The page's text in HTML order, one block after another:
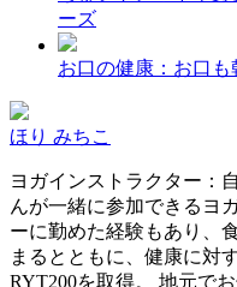
ーズ
お口の健康：お口も
ほり みちこ
ヨガインストラクター：
んが一緒に参加できるヨ
ーに勤めた経験もあり、
まるとともに、健康に対
RYT200を取得。 地元で